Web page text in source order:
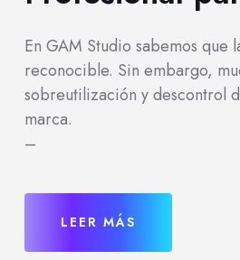
En GAM Studio sabemos
reconocible. Sin embargo,
sobreutilización y descontrol
marca.
–
LEER MÁS